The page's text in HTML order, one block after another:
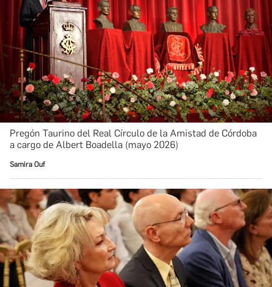
Pregón Taurino del Real Círculo de la Amistad de Córdoba
a cargo de Albert Boadella (mayo 2026)
Samira Ouf